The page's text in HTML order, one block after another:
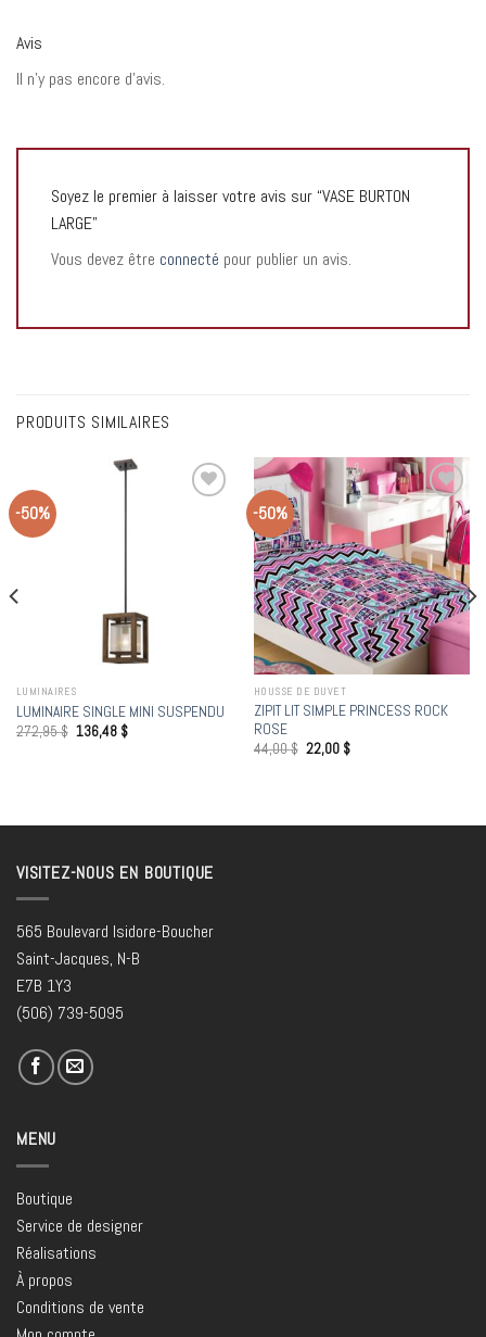
Avis
Il n’y pas encore d’avis.
Soyez le premier à laisser votre avis sur “VASE BURTON
LARGE”
Vous devez être connecté pour publier un avis.
PRODUITS SIMILAIRES
-50%
LUMINAIRES
LUMINAIRE SINGLE MINI SUSPENDU
272,95$ 136,48 $
-50%
Add to
wishlist
HOUSSE DE DUVET
ZIPIT LIT SIMPLE PRINCESS ROCK
ROSE
44,00$ 22,00 $
VISITEZ-NOUS EN BOUTIQUE
565 Boulevard Isidore-Boucher
Saint-Jacques, N-B
E7B 1Y3
(506) 739-5095
MENU
Boutique
Service de designer
Réalisations
À propos
Conditions de vente